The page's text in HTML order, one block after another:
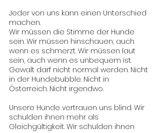
Jeder von uns kann einen Unterschied
machen.
Wir müssen die Stimme der Hunde
sein. Wir müssen hinschauen, auch
wenn es schmerzt. Wir müssen laut
sein, auch wenn es unbequem ist.
Gewalt darf nicht normal werden. Nicht
in der Hundebubble. Nicht in
Österreich. Nicht irgendwo.
Unsere Hunde vertrauen uns blind. Wir
schulden ihnen mehr als
Gleichgültigkeit. Wir schulden ihnen